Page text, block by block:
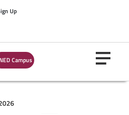
Up
Campus
DE FIN DE
EN CIENCIA
MÓDULO